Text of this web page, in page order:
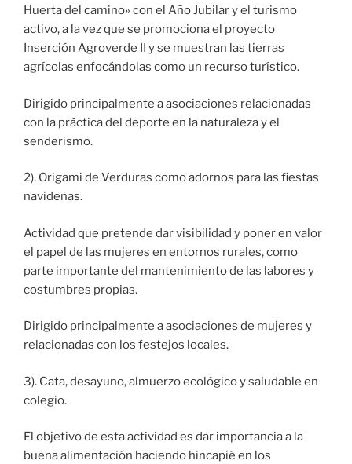
Huerta del camino» con el Año Jubilar y el turismo
activo, a la vez que se promociona el proyecto
Inserción Agroverde II y se muestran las tierras
agrícolas enfocándolas como un recurso turístico.
Dirigido principalmente a asociaciones relacionadas
con la práctica del deporte en la naturaleza y el
senderismo.
2). Origami de Verduras como adornos para las fiestas
navideñas.
Actividad que pretende dar visibilidad y poner en valor
el papel de las mujeres en entornos rurales, como
parte importante del mantenimiento de las labores y
costumbres propias.
Dirigido principalmente a asociaciones de mujeres y
relacionadas con los festejos locales.
3). Cata, desayuno, almuerzo ecológico y saludable en
colegio.
El objetivo de esta actividad es dar importancia a la
buena alimentación haciendo hincapié en los